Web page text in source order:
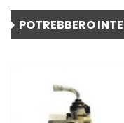
POTREBBERO